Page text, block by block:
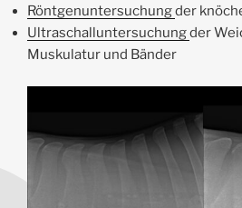
Röntgenuntersuchungder
Ultraschalluntersuchungder
Muskulatur und Bänder